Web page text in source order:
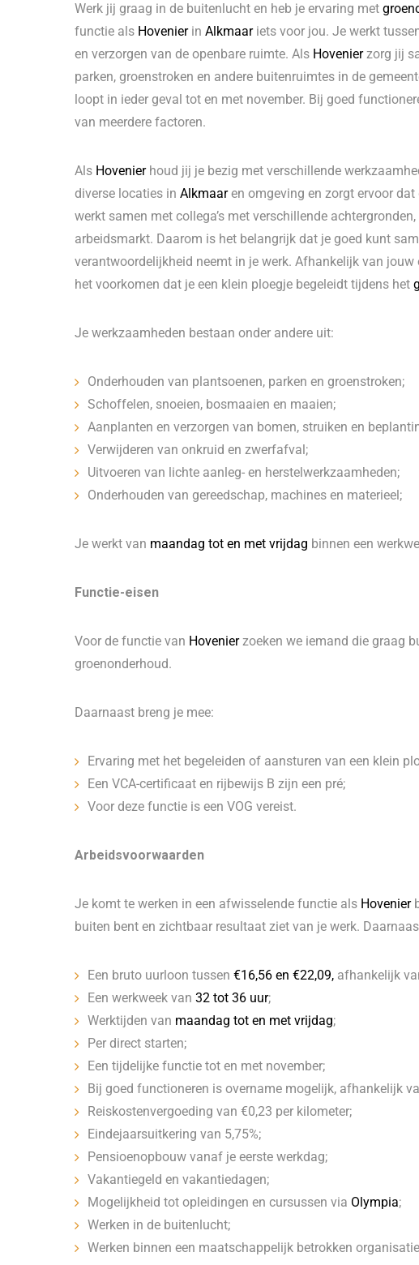
Werk jij graag in de buitenlucht en heb je ervaring met
functie als Hovenier in Alkmaar iets voor jou. Je werkt
en verzorgen van de openbare ruimte. Als Hovenierzorg jij
parken, groenstroken en andere buitenruimtes in de
loopt in ieder geval tot en met november. Bij goed
van meerdere factoren.
Als Hovenier houd jij je bezig met verschillende
diverse locaties in Alkmaaren omgeving en zorgt ervoor
werkt samen met collega’s met verschillende
arbeidsmarkt. Daarom is het belangrijk dat je goed kunt
verantwoordelijkheid neemt in je werk. Afhankelijk van
het voorkomen dat je een klein ploegje begeleidt tijdens het
Je werkzaamheden bestaan onder andere uit:
Onderhouden van plantsoenen, parken en groenstroken;
Schoffelen, snoeien, bosmaaien en maaien;
Aanplanten en verzorgen van bomen, struiken en
Verwijderen van onkruid en zwerfafval;
Uitvoeren van lichte aanleg- en herstelwerkzaamheden;
Onderhouden van gereedschap, machines en materieel;
Je werkt van maandag tot en met vrijdag binnen een
Functie-eisen
Voor de functie van Hovenierzoeken we iemand die graag
groenonderhoud.
Daarnaast breng je mee:
Ervaring met het begeleiden of aansturen van een klein
Een VCA-certificaat en rijbewijs B zijn een pré;
Voor deze functie is een VOG vereist.
Arbeidsvoorwaarden
Je komt te werken in een afwisselende functie als Hovenier
buiten bent en zichtbaar resultaat ziet van je werk.
Een bruto uurloon tussen €16,56 en €22,09, afhankelijk
Een werkweek van 32 tot 36 uur;
Werktijden van maandag tot en met vrijdag;
Per direct starten;
Een tijdelijke functie tot en met november;
Bij goed functioneren is overname mogelijk, afhankelijk
Reiskostenvergoeding van €0,23 per kilometer;
Eindejaarsuitkering van 5,75%;
Pensioenopbouw vanaf je eerste werkdag;
Vakantiegeld en vakantiedagen;
Mogelijkheid tot opleidingen en cursussen via Olympia;
Werken in de buitenlucht;
Werken binnen een maatschappelijk betrokken